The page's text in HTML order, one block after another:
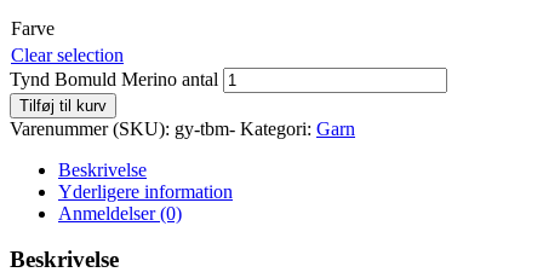
Farve
Clear selection
Tynd Bomuld Merino antal
Tilføj til kurv
Varenummer (SKU): gy-tbm- Kategori: Garn
Beskrivelse
Yderligere information
Anmeldelser (0)
Beskrivelse